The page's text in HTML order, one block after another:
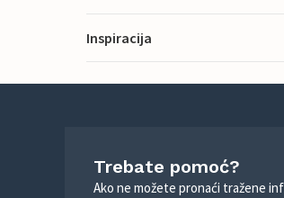
Inspiracija
Trebate pomoć?
Ako ne možete pronaći tražene